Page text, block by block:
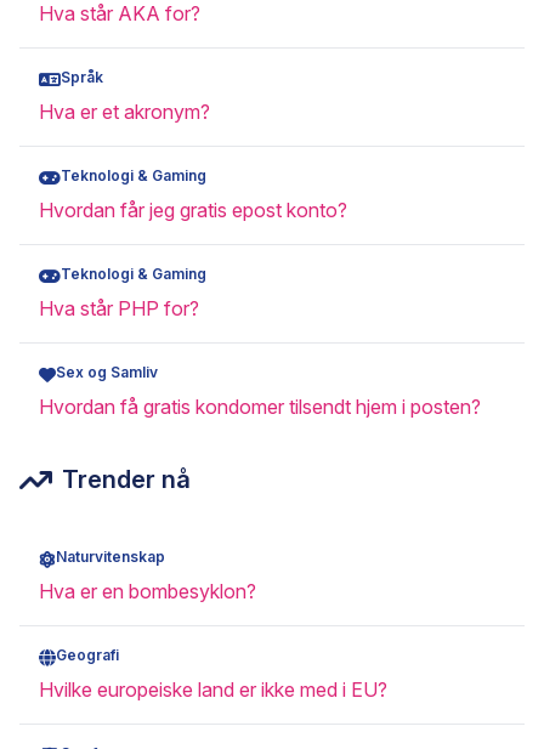
Hva står AKA for?
Språk
Hva er et akronym?
Teknologi & Gaming
Hvordan får jeg gratis epost konto?
Teknologi & Gaming
Hva står PHP for?
Sex og Samliv
Hvordan få gratis kondomer tilsendt hjem i posten?
Trender nå
Naturvitenskap
Hva er en bombesyklon?
Geografi
Hvilke europeiske land er ikke med i EU?